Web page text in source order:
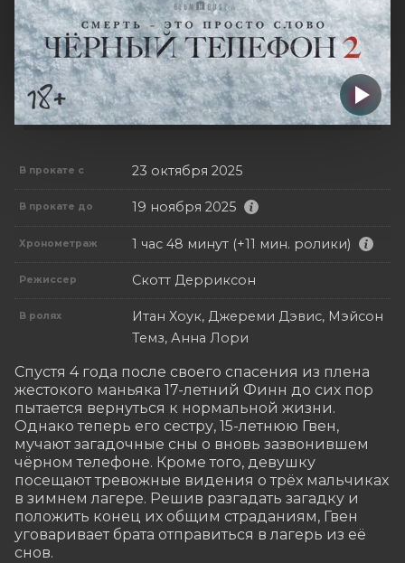
В прокате с 23 октября 2025
В прокате до 19 ноября 2025
Хронометраж 1 час 48 минут (+11 мин. ролики)
Режиссер Скотт Дерриксон
В ролях
Итан Хоук, Джереми Дэвис, Мэйсон
Темз, Анна Лори
Спустя 4 года после своего спасения из плена
жестокого маньяка 17-летний Финн до сих пор
пытается вернуться к нормальной жизни.
Однако теперь его сестру, 15-летнюю Гвен,
мучают загадочные сны о вновь зазвонившем
чёрном телефоне. Кроме того, девушку
посещают тревожные видения о трёх мальчиках
в зимнем лагере. Решив разгадать загадку и
положить конец их общим страданиям, Гвен
уговаривает брата отправиться в лагерь из её
снов.